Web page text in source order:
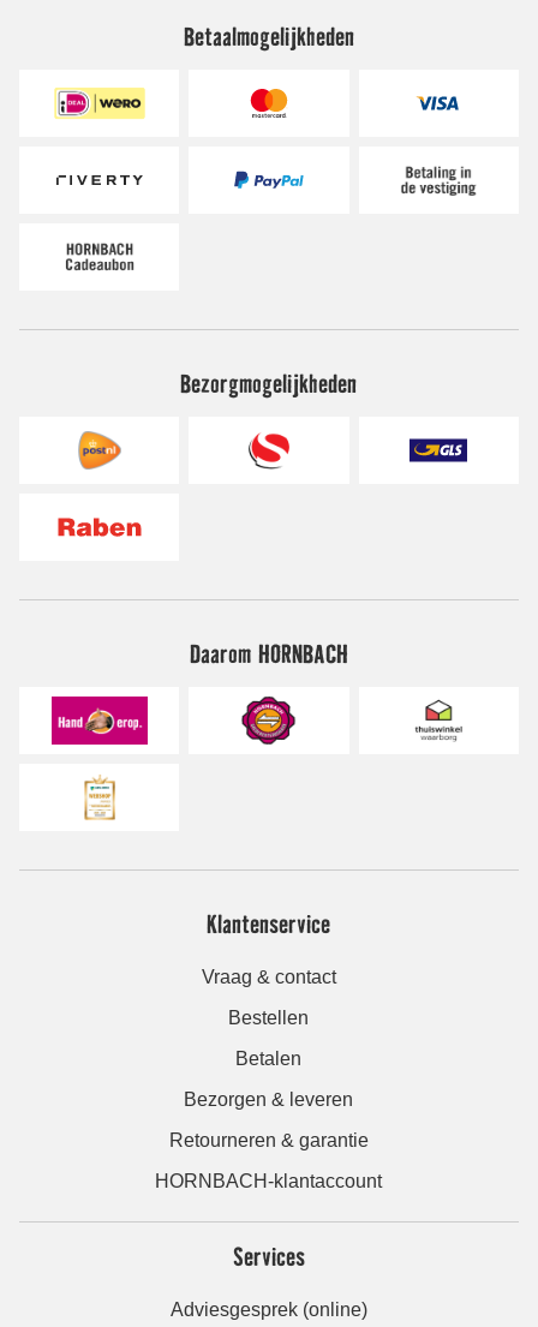
Betaalmogelijkheden
Bezorgmogelijkheden
Daarom HORNBACH
Klantenservice
Vraag & contact
Bestellen
Betalen
Bezorgen & leveren
Retourneren & garantie
HORNBACH-klantaccount
Services
Adviesgesprek (online)